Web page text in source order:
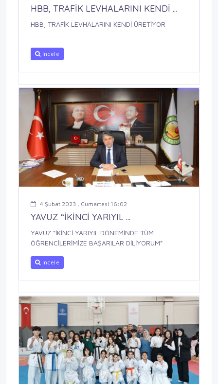
HBB, TRAFİK LEVHALARINI KENDİ ...
HBB, TRAFİK LEVHALARINI KENDİ ÜRETİYOR
İncele
4 Şubat 2023 , Cumartesi 16:02
YAVUZ “İKİNCİ YARIYIL ...
YAVUZ “İKİNCİ YARIYIL DÖNEMİNDE TÜM
ÖĞRENCİLERİMİZE BAŞARILAR DİLİYORUM”
İncele